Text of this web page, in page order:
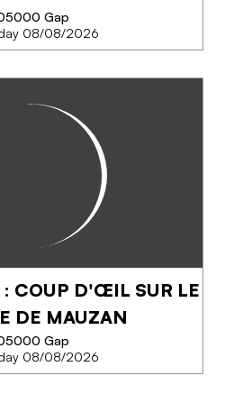
PHONE
MORE
Gap
08/08/2026
né à Gap en 1883, est un
son œuvre d’affichiste à
PHONE
MORE
: COUP D'ŒIL SUR LE
DE MAUZAN
Gap
08/08/2026